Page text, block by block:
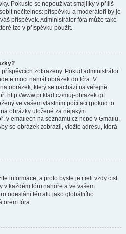
Pokuste se nepoužívat smajlíky v příliš
nečitelnost příspěvku a moderátoři by je
příspěvek. Administrátor fóra může také
lze v příspěvku použít.
zobrazeny. Pokud administrátor
moci nahrát obrázek do fóra. V
obrázek, který se nachází na veřejně
http://www.priklad.cz/muj-obrazek.gif.
ve vašem vlastním počítači (pokud to
obrázky uložené za nějakým
v emailech na seznamu.cz nebo v Gmailu,
se obrázek zobrazil, vložte adresu, která
informace, a proto byste je měli vždy číst.
v každém fóru nahoře a ve vašem
odeslání tématu jako globálního
fóra.